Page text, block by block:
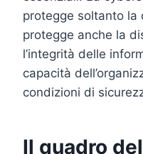
protegge soltanto
protegge anche la
l’integrità delle
capacità
condizioni di
Il quadro